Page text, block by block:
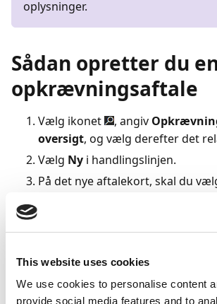
This website uses cookies
We use cookies to personalise content
provide social media features and to
oplysninger.
Sådan opretter du
opkrævningsaftale
Vælg ikonet , angiv
oversigt, og vælg derefter det
Vælg Ny i handlingslinjen.
På det nye aftalekort, skal du
Vælg denBetalingsformskode,
opkrævningssystemet DBCS-
Vælg den relevante